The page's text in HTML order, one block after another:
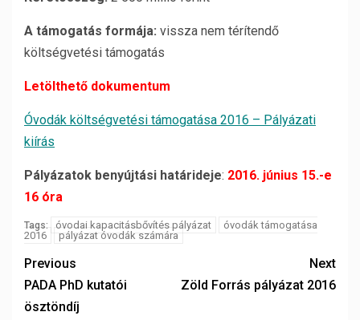
A támogatás formája: vissza nem térítendő
költségvetési támogatás
Letölthető dokumentum
Óvodák költségvetési támogatása 2016 – Pályázati
kiírás
Pályázatok benyújtási határideje: 2016. június 15.-e
16 óra
Tags: óvodai kapacitásbővítés pályázat
óvodák támogatása
2016
pályázat óvodák számára
Previous
PADA PhD kutatói
ösztöndíj
Next
Zöld Forrás pályázat 2016